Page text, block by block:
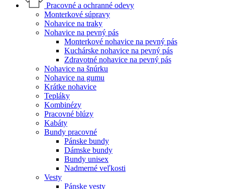
Pracovné a ochranné odevy
Monterkové súpravy
Nohavice na traky
Nohavice na pevný pás
Monterkové nohavice na pevný pás
Kuchárske nohavice na pevný pás
Zdravotné nohavice na pevný pás
Nohavice na šnúrku
Nohavice na gumu
Krátke nohavice
Tepláky
Kombinézy
Pracovné blúzy
Kabáty
Bundy pracovné
Pánske bundy
Dámske bundy
Bundy unisex
Nadmerné veľkosti
Vesty
Pánske vesty